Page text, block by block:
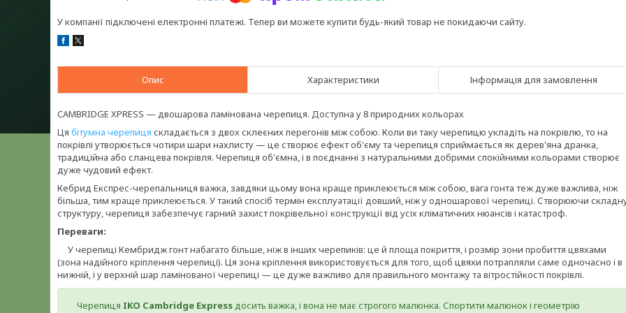
У компанії підключені електронні платежі. Тепер ви можете купити будь-який товар не покидаючи сайту.
Опис Характеристики Інформація для замовлення
CAMBRIDGE XPRESS — двошарова ламінована черепиця. Доступна у 8 природних кольорах
Ця бітумна черепиця складається з двох склеєних перегонів між собою. Коли ви таку черепицю укладіть на покрівлю, то на
покрівлі утворюється чотири шари нахлисту — це створює ефект об'єму та черепиця сприймається як дерев'яна дранка,
традиційна або сланцева покрівля. Черепиця об'ємна, і в поєднанні з натуральними добрими спокійними кольорами створює
дуже чудовий ефект.
Кебрид Експрес-черепальниця важка, завдяки цьому вона краще приклеюється між собою, вага гонта теж дуже важлива, ніж
більша, тим краще приклеюється. У такий спосіб термін експлуатації довший, ніж у одношарової черепиці. Створюючи
структуру, черепиця забезпечує гарний захист покрівельної конструкції від усіх кліматичних нюансів і катастроф.
Переваги:
У черепиці Кембридж гонт набагато більше, ніж в інших черепиків: це й площа покриття, і розмір зони пробиття цвяхами
(зона надійного кріплення черепиці). Ця зона кріплення використовується для того, щоб цвяхи потрапляли саме одночасно і в
нижній, і у верхній шар ламінованої черепиці — це дуже важливо для правильного монтажу та вітростійкості покрівлі.
Черепиця IKO Cambridge Expressдосить важка, і вона не має строгого малюнка. Спортити малюнок і геометрію